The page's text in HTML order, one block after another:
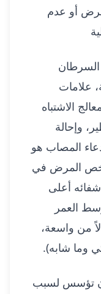
أو عدم
علامات
الاشتباه
وإحالة
المصاب هو
شخص المرض في
أعلى
العمر
من واسعة،
وما شابه).
أن تؤسس لسبب